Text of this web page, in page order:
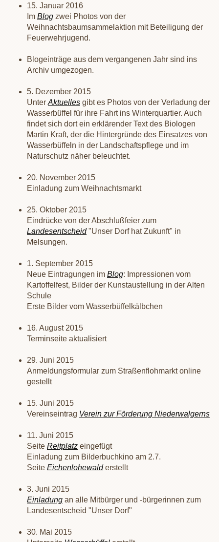
15. Januar 2016
Im Blog zwei Photos von der
Weihnachtsbaumsammelaktion mit Beteiligung der
Feuerwehrjugend.
Blogeinträge aus dem vergangenen Jahr sind ins
Archiv umgezogen.
5. Dezember 2015
Unter Aktuelles gibt es Photos von der Verladung der
Wasserbüffel für ihre Fahrt ins Winterquartier. Auch
findet sich dort ein erklärender Text des Biologen
Martin Kraft, der die Hintergründe des Einsatzes von
Wasserbüffeln in der Landschaftspflege und im
Naturschutz näher beleuchtet.
20. November 2015
Einladung zum Weihnachtsmarkt
25. Oktober 2015
Eindrücke von der Abschlußfeier zum
Landesentscheid"Unser Dorf hat Zukunft" in
Melsungen.
1. September 2015
Neue Eintragungen im Blog: Impressionen vom
Kartoffelfest, Bilder der Kunstaustellung in der Alten
Schule
Erste Bilder vom Wasserbüffelkälbchen
16. August 2015
Terminseite aktualisiert
29. Juni 2015
Anmeldungsformular zum Straßenflohmarkt online
gestellt
15. Juni 2015
Vereinseintrag Verein zur Förderung Niederwalgerns
11. Juni 2015
Seite Reitplatz eingefügt
Einladung zum Bilderbuchkino am 2.7.
Seite Eichenlohewalderstellt
3. Juni 2015
Einladung an alle Mitbürger und -bürgerinnen zum
Landesentscheid "Unser Dorf"
30. Mai 2015